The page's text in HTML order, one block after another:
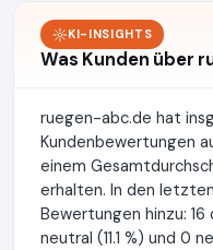
KI-INSIGHTS
Was Kunden über
ruegen-abc.de hat
Kundenbewertungen
einem
erhalten. In den
Bewertungen hinzu:
neutral (11.1 %) und 0